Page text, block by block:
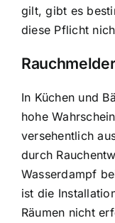
gilt, gibt es
diese Pflicht
In Küchen und
hohe
versehentlich
durch
Wasserdampf
ist die
Räumen nicht